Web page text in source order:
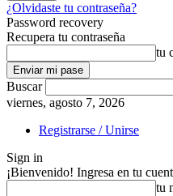
¿Olvidaste tu contraseña?
Password recovery
Recupera tu contraseña
tu
Buscar
viernes, agosto 7, 2026
Registrarse / Unirse
Sign in
¡Bienvenido! Ingresa en tu
tu